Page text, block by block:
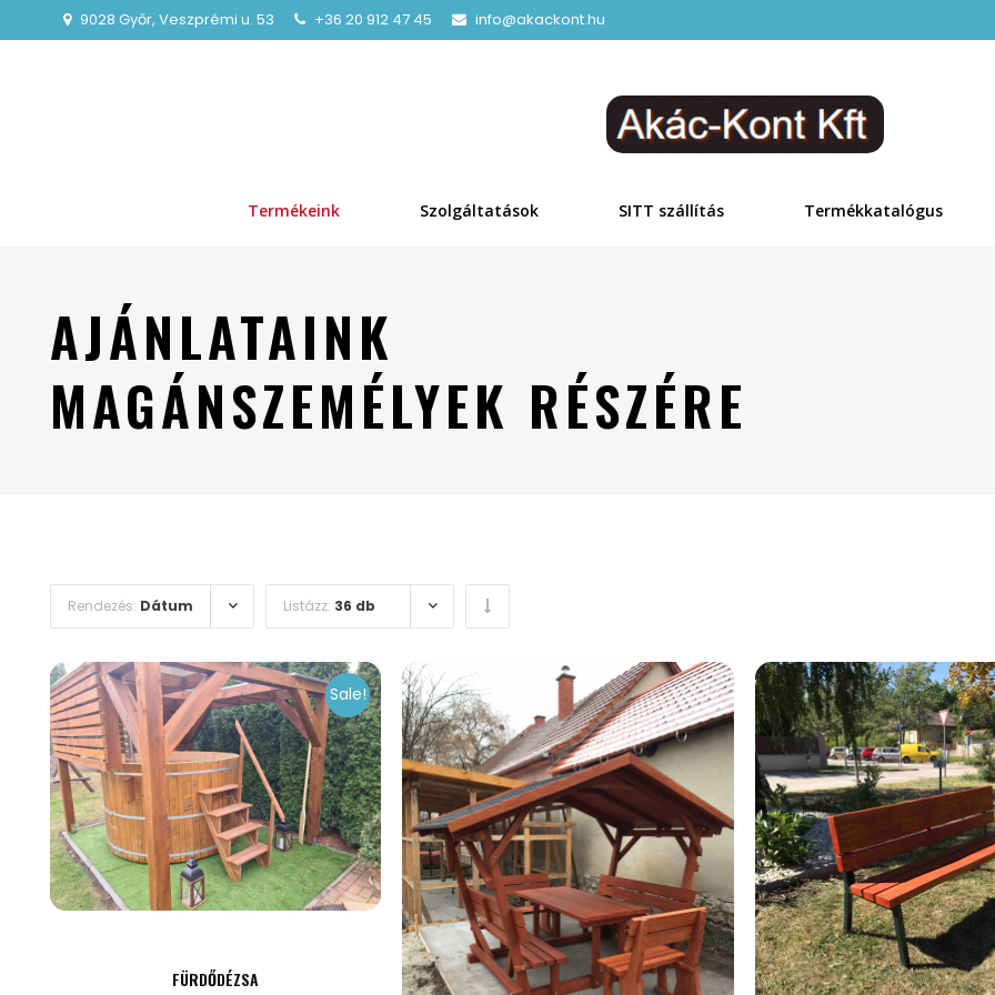
9028 Győr, Veszprémi u. 53 +36 20 912 47 45 info@akackont.hu
Termékeink Szolgáltatások SITT szállítás Termékkatalógus
AJÁNLATAINK
MAGÁNSZEMÉLYEK RÉSZÉRE
Rendezés: Dátum Listázz: 36 db
Sale!
FÜRDŐDÉZSA